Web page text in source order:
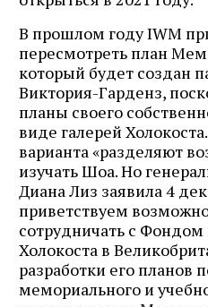
В прошлом году IWM
пересмотреть план
который будет создан
Виктория-Гарденз,
планы своего
виде галерей
варианта «разделяют
изучать Шоа. Но
Диана Лиз заявила 4
приветствуем
сотрудничать с
Холокоста в
разработки его планов
мемориального и